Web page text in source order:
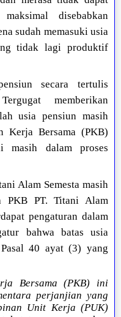
disebabkan
sudah memasuki usia
tidak lagi produktif
secara tertulis
memberikan
usia pensiun masih
Kerja Bersama (PKB)
masih dalam proses
Alam Semesta masih
PKB PT. Titani Alam
pengaturan dalam
bahwa batas usia
40 ayat (3) yang
Bersama (PKB) ini
perjanjian yang
Unit Kerja (PUK)